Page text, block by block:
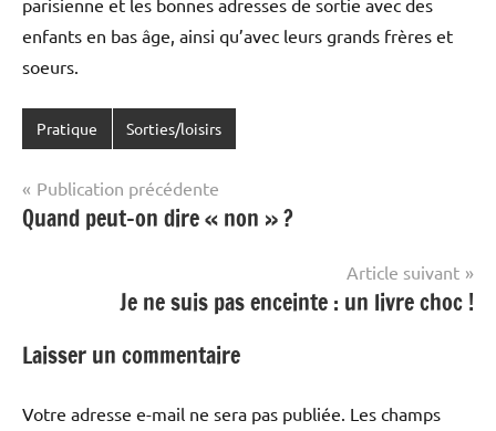
enfants en bas âge, ainsi qu’avec leurs grands frères et
soeurs.
Pratique Sorties/loisirs
Navigation
de
Publication précédente
Quand peut-on dire « non » ?
Article suivant
Je ne suis pas enceinte : un livre choc !
Laisser un commentaire
Votre adresse e-mail ne sera pas publiée. Les champs